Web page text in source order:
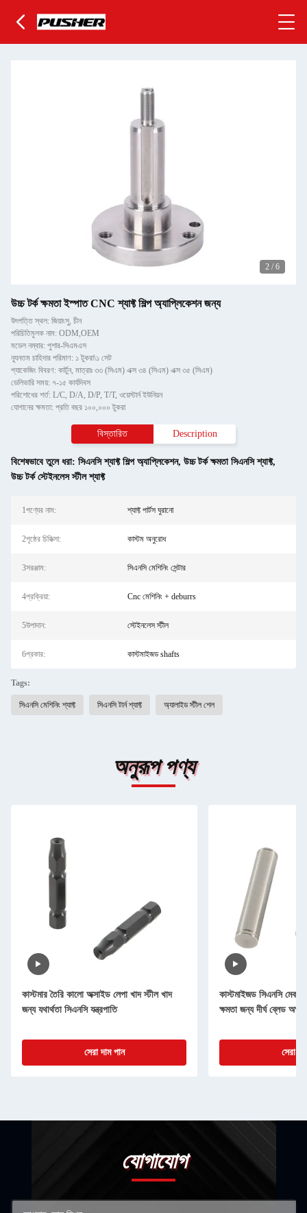
2 / 6
উচ্চ টর্ক ক্ষমতা ইস্পাত CNC শ্যাফ্ট শিল্প অ্যাপ্লিকেশন জন্য
উৎপত্তি স্থল: জিয়াংসু, চীন
পরিচিতিমুলক নাম: ODM,OEM
মডেল নম্বার: পুশার-সিএমএস
ন্যূনতম চাহিদার পরিমাণ: ১ টুকরা\১ সেট
প্যাকেজিং বিবরণ: কার্টুন, মাত্রাঃ ৩৩ (সিএম) এক্স ৩৪ (সিএম) এক্স ৩৫ (সিএম)
ডেলিভারি সময়: ৭-১৫ কার্যদিবস
পরিশোধের শর্ত: L/C, D/A, D/P, T/T, ওয়েস্টার্ন ইউনিয়ন
যোগানের ক্ষমতা: প্রতি বছর ১০০,০০০ টুকরা
বিস্তারিত Description
বিশেষভাবে তুলে ধরা: সিএনসি শ্যাফ্ট শিল্প অ্যাপ্লিকেশন, উচ্চ টর্ক ক্ষমতা সিএনসি শ্যাফ্ট,
উচ্চ টর্ক স্টেইনলেস স্টীল শ্যাফ্ট
1পণ্যের নাম: শ্যাফ্ট পার্টস ঘুরানো
2পৃষ্ঠের চিকিত্সা: কাস্টম অনুরোধ
3সরঞ্জাম: সিএনসি মেশিনিং সেন্টার
4প্রক্রিয়া: Cnc মেশিনিং + deburrs
5উপাদান: স্টেইনলেস স্টীল
6প্রকার: কাস্টমাইজড shafts
Tags:
সিএনসি মেশিনিং শ্যাফ্ট সিএনসি টার্ন শ্যাফ্ট অ্যালাইড স্টীল শেল
অনুরূপ পণ্য
কাস্টমার তৈরি কালো অক্সাইড লেপা খাদ স্টীল খাদ
জন্য যথার্থতা সিএনসি যন্ত্রপাতি
সেরা দাম পান
কাস্টমাইজড সিএনসি
ক্ষমতা জন্য দীর্ঘ ব্লেড অক্ষ
সেরা
যোগাযোগ